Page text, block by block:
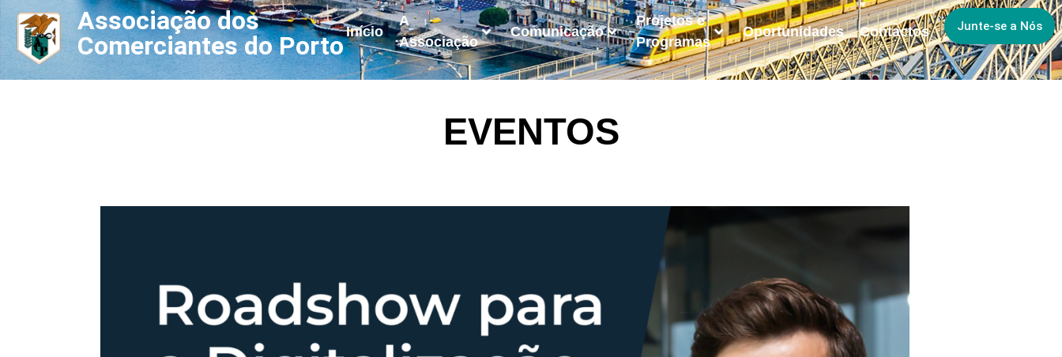
Associação dos
Comerciantes do PortoInício
A
Associação
Comunicação
Projetos e
Programas
Oportunidades Contactos Junte-se a Nós
EVENTOS